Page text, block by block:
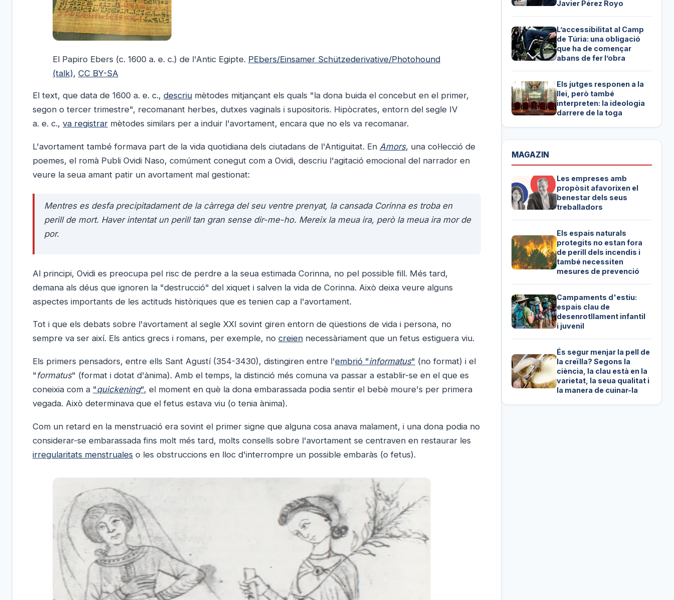
El Papiro Ebers (c. 1600 a. e. c.) de l'Antic Egipte. PEbers/Einsamer Schützederivative/Photohound
(talk), CC BY-SA
El text, que data de 1600 a. e. c., descriu mètodes mitjançant els quals "la dona buida el concebut en el primer,
segon o tercer trimestre", recomanant herbes, dutxes vaginals i supositoris. Hipòcrates, entorn del segle IV
a. e. c., va registrar mètodes similars per a induir l'avortament, encara que no els va recomanar.
L'avortament també formava part de la vida quotidiana dels ciutadans de l'Antiguitat. En Amors, una col·lecció de
poemes, el romà Publi Ovidi Naso, comúment conegut com a Ovidi, descriu l'agitació emocional del narrador en
veure la seua amant patir un avortament mal gestionat:
Mentres es desfa precipitadament de la càrrega del seu ventre prenyat, la cansada Corinna es troba en
perill de mort. Haver intentat un perill tan gran sense dir-me-ho. Mereix la meua ira, però la meua ira mor de
por.
Al principi, Ovidi es preocupa pel risc de perdre a la seua estimada Corinna, no pel possible fill. Més tard,
demana als déus que ignoren la "destrucció" del xiquet i salven la vida de Corinna. Això deixa veure alguns
aspectes importants de les actituds històriques que es tenien cap a l'avortament.
Tot i que els debats sobre l'avortament al segle XXI sovint giren entorn de qüestions de vida i persona, no
sempre va ser així. Els antics grecs i romans, per exemple, no creien necessàriament que un fetus estiguera viu.
Els primers pensadors, entre ells Sant Agustí (354-3430), distingiren entre l'embrió "informatus" (no format) i el
"formatus" (format i dotat d'ànima). Amb el temps, la distinció més comuna va passar a establir-se en el que es
coneixia com a "quickening", el moment en què la dona embarassada podia sentir el bebè moure's per primera
vegada. Això determinava que el fetus estava viu (o tenia ànima).
Com un retard en la menstruació era sovint el primer signe que alguna cosa anava malament, i una dona podia no
considerar-se embarassada fins molt més tard, molts consells sobre l'avortament se centraven en restaurar les
irregularitats menstruales o les obstruccions en lloc d'interrompre un possible embaràs (o fetus).
Javier Pérez Royo
L’accessibilitat al Camp
de Túria: una obligació
que ha de començar
abans de fer l’obra
Els jutges responen a la
llei, però també
interpreten: la ideologia
darrere de la toga
MAGAZIN
Les empreses amb
propòsit afavorixen el
benestar dels seus
treballadors
Els espais naturals
protegits no estan fora
de perill dels incendis i
també necessiten
mesures de prevenció
Campaments d'estiu:
espais clau de
desenrotllament infantil
i juvenil
És segur menjar la pell de
la creïlla? Segons la
ciència, la clau està en la
varietat, la seua qualitat i
la manera de cuinar-la